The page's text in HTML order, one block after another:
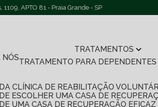
1109, APTO 81 - Praia Grande - SP
NÓS
TRATAMENTOS
TRATAMENTO PARA
DA CLÍNICA DE REABILITAÇÃO
DE ESCOLHER UMA CASA DE
DE UMA CASA DE RECUPERAÇÃO EFICAZ